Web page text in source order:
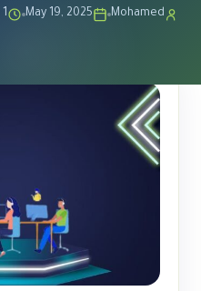
Mohamed
May 19, 2025 1 دقيقة قراءة